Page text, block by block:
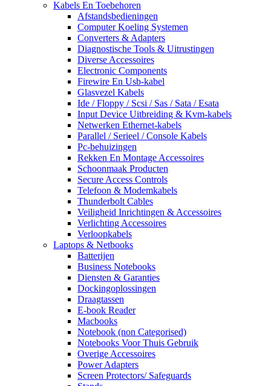
Kabels En Toebehoren
Afstandsbedieningen
Computer Koeling Systemen
Converters & Adapters
Diagnostische Tools & Uitrustingen
Diverse Accessoires
Electronic Components
Firewire En Usb-kabel
Glasvezel Kabels
Ide / Floppy / Scsi / Sas / Sata / Esata
Input Device Uitbreiding & Kvm-kabels
Netwerken Ethernet-kabels
Parallel / Serieel / Console Kabels
Pc-behuizingen
Rekken En Montage Accessoires
Schoonmaak Producten
Secure Access Controls
Telefoon & Modemkabels
Thunderbolt Cables
Veiligheid Inrichtingen & Accessoires
Verlichting Accessoires
Verloopkabels
Laptops & Netbooks
Batterijen
Business Notebooks
Diensten & Garanties
Dockingoplossingen
Draagtassen
E-book Reader
Macbooks
Notebook (non Categorised)
Notebooks Voor Thuis Gebruik
Overige Accessoires
Power Adapters
Screen Protectors/ Safeguards